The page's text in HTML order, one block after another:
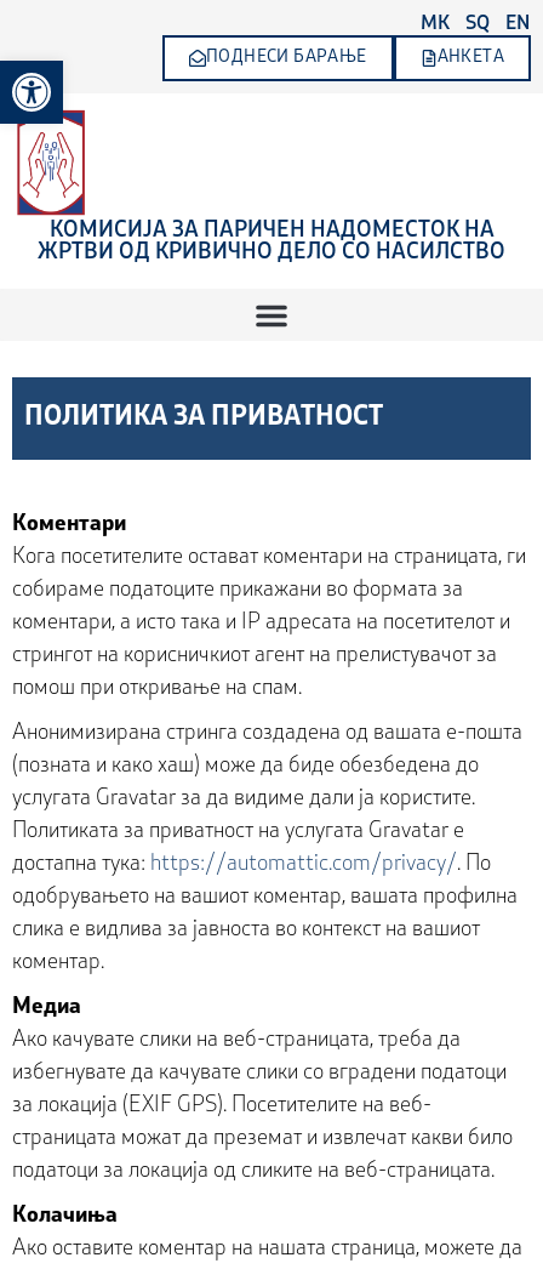
Open toolbar
content
MK SQ EN
ПОДНЕСИ БАРАЊЕ АНКЕТА
КОМИСИЈА ЗА ПАРИЧЕН НАДОМЕСТОК НА
ЖРТВИ ОД КРИВИЧНО ДЕЛО СО НАСИЛСТВО
ПОЛИТИКА ЗА ПРИВАТНОСТ
Коментари
Кога посетителите остават коментари на страницата, ги
собираме податоците прикажани во формата за
коментари, а исто така и IP адресата на посетителот и
стрингот на корисничкиот агент на прелистувачот за
помош при откривање на спам.
Анонимизирана стринга создадена од вашата е-пошта
(позната и како хаш) може да биде обезбедена до
услугата Gravatar за да видиме дали ја користите.
Политиката за приватност на услугата Gravatar е
достапна тука: https://automattic.com/privacy/. По
одобрувањето на вашиот коментар, вашата профилна
слика е видлива за јавноста во контекст на вашиот
коментар.
Медиа
Ако качувате слики на веб-страницата, треба да
избегнувате да качувате слики со вградени податоци
за локација (EXIF GPS). Посетителите на веб-
страницата можат да преземат и извлечат какви било
податоци за локација од сликите на веб-страницата.
Колачиња
Ако оставите коментар на нашата страница, можете да